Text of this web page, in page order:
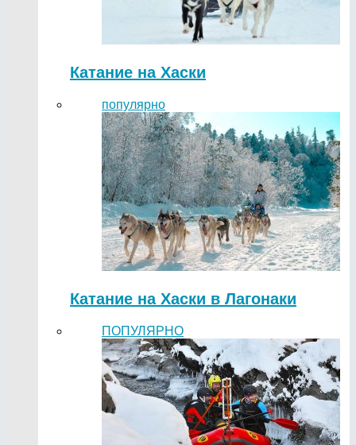
Катание на Хаски
популярно
Катание на Хаски в Лагонаки
ПОПУЛЯРНО